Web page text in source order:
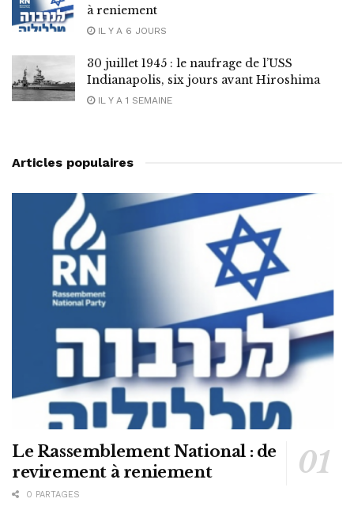
à reniement
IL Y A 6 JOURS
30 juillet 1945 : le naufrage de l’USS
Indianapolis, six jours avant Hiroshima
IL Y A 1 SEMAINE
Articles populaires
Le Rassemblement National : de
revirement à reniement
0 PARTAGES